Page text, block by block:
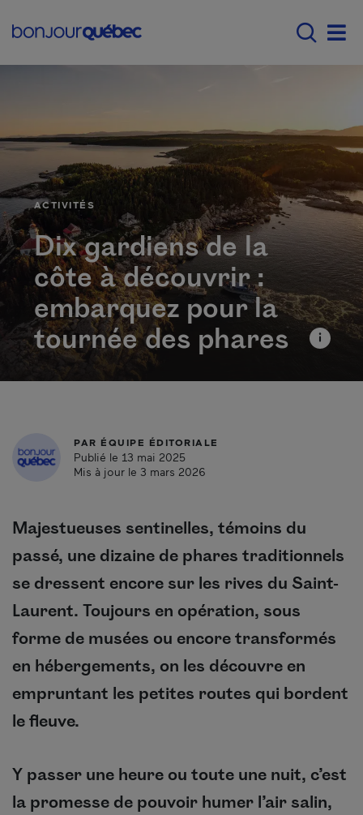
Main navigation -
CATÉGORIE
ACTIVITÉS
Dix gardiens de la
côte à découvrir :
embarquez pour la
tournée des phares
PAR ÉQUIPE ÉDITORIALE
Publié le 13 mai 2025
Mis à jour le 3 mars 2026
Majestueuses sentinelles, témoins du
passé, une dizaine de phares traditionnels
se dressent encore sur les rives du Saint-
Laurent. Toujours en opération, sous
forme de musées ou encore transformés
en hébergements, on les découvre en
empruntant les petites routes qui bordent
le fleuve.
Y passer une heure ou toute une nuit, c’est
la promesse de pouvoir humer l’air salin,